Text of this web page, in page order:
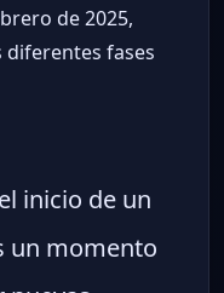
de 2025,
fases
inicio de un
un momento